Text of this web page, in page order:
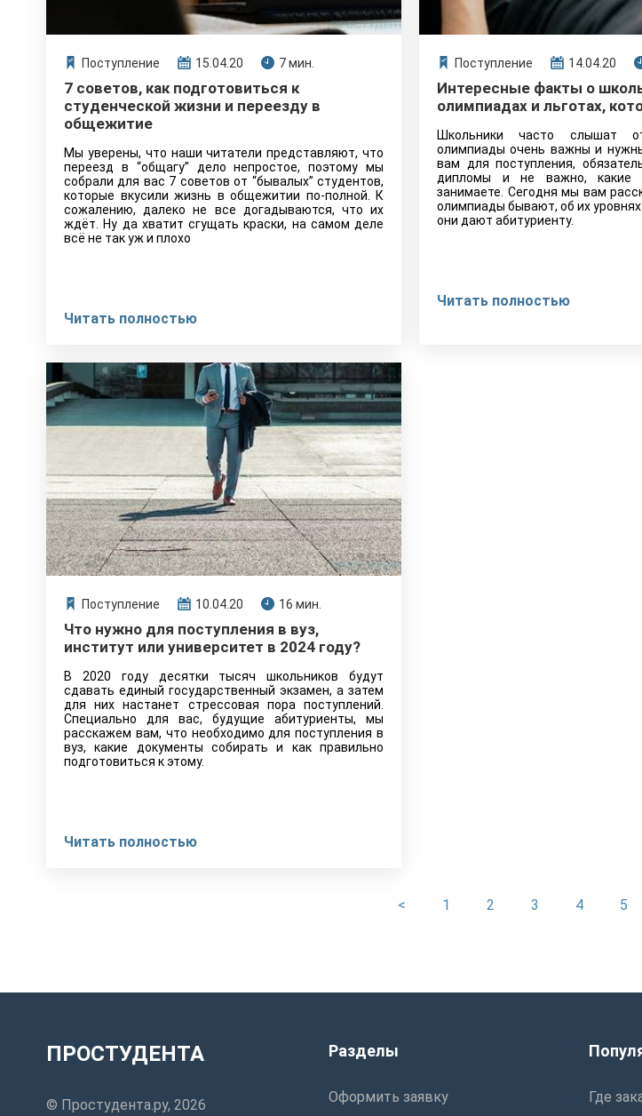
Поступление 15.04.20 7 мин.
7 советов, как подготовиться к
студенческой жизни и переезду в
общежитие
Мы уверены, что наши читатели представляют, что
переезд в “общагу” дело непростое, поэтому мы
собрали для вас 7 советов от “бывалых” студентов,
которые вкусили жизнь в общежитии по-полной. К
сожалению, далеко не все догадываются, что их
ждёт. Ну да хватит сгущать краски, на самом деле
всё не так уж и плохо
Читать полностью
Поступление 14.04.20
Интересные факты о
олимпиадах и льготах,
Школьники часто слышат
олимпиады очень важны и
вам для поступления,
дипломы и не важно,
занимаете. Сегодня мы вам
олимпиады бывают, об их уровнях
они дают абитуриенту.
Читать полностью
Поступление 10.04.20 16 мин.
Что нужно для поступления в вуз,
институт или университет в 2024 году?
В 2020 году десятки тысяч школьников будут
сдавать единый государственный экзамен, а затем
для них настанет стрессовая пора поступлений.
Специально для вас, будущие абитуриенты, мы
расскажем вам, что необходимо для поступления в
вуз, какие документы собирать и как правильно
подготовиться к этому.
Читать полностью
< 1 2 3 4 5
ПРОСТУДЕНТА
© Простудента.ру, 2026
Разделы
Оформить заявку Где